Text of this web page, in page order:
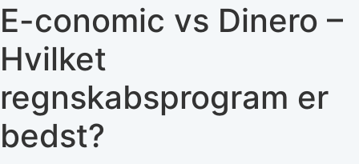
E-conomic vs Dinero –
Hvilket
regnskabsprogram er
bedst?